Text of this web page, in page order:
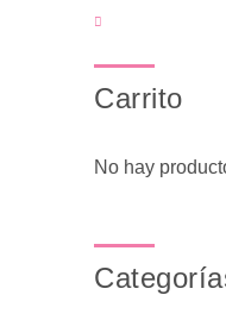
Carrito
No hay